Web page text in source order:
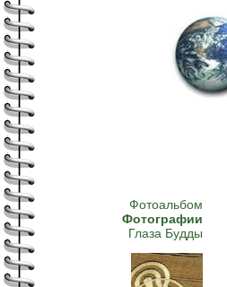
Фотоальбом
Фотографии
Глаза Будды